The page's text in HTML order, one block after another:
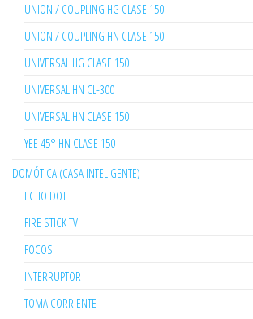
UNION / COUPLING HG CLASE 150
UNION / COUPLING HN CLASE 150
UNIVERSAL HG CLASE 150
UNIVERSAL HN CL-300
UNIVERSAL HN CLASE 150
YEE 45° HN CLASE 150
DOMÓTICA (CASA INTELIGENTE)
ECHO DOT
FIRE STICK TV
FOCOS
INTERRUPTOR
TOMA CORRIENTE